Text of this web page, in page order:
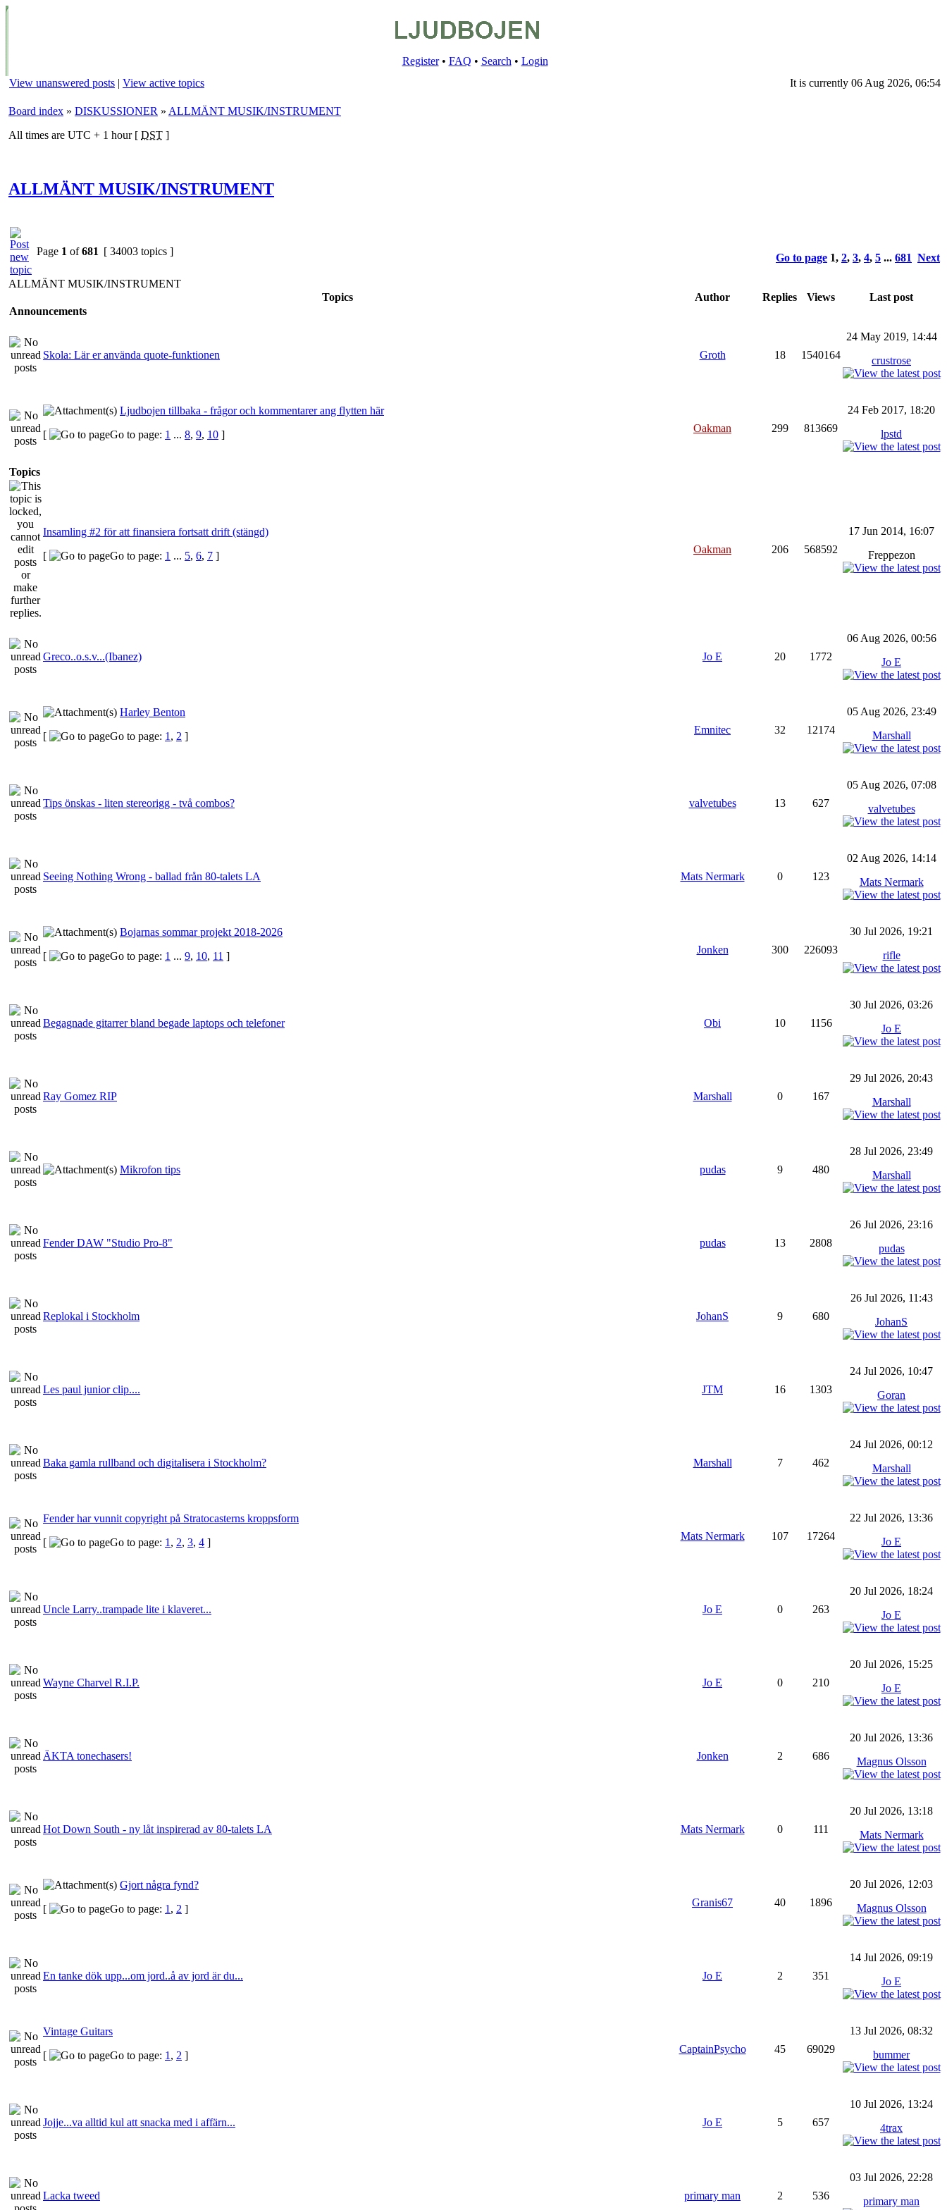
Register• FAQ • Search • Login
View unanswered posts | View active topics It is currently 06 Aug 2026, 06:54
Board index » DISKUSSIONER » ALLMÄNT MUSIK/INSTRUMENT
All times are UTC + 1 hour [ DST ]
ALLMÄNT MUSIK/INSTRUMENT
Page 1 of681 [ 34003 topics ]
Go to page 1, 2, 3, 4, 5 ... 681 Next
ALLMÄNT MUSIK/INSTRUMENT
Topics
Author Replies Views
Last post
Announcements
Skola: Lär er använda quote-funktionen Groth 18 1540164
24 May 2019, 14:44
crustrose
Ljudbojen tillbaka - frågor och kommentarer ang flytten här
[
Go to page: 1 ... 8, 9, 10 ]
Oakman 299 813669
24 Feb 2017, 18:20
lpstd
Topics
Insamling #2 för att finansiera fortsatt drift (stängd)
[
Go to page: 1 ... 5, 6, 7 ]
Oakman 206 568592
17 Jun 2014, 16:07
Freppezon
Greco..o.s.v...(Ibanez) Jo E 20 1772
06 Aug 2026, 00:56
Jo E
Harley Benton
[
Go to page: 1 , 2 ]
Emnitec 32 12174
05 Aug 2026, 23:49
Marshall
Tips önskas - liten stereorigg - två combos? valvetubes 13 627
05 Aug 2026, 07:08
valvetubes
Seeing Nothing Wrong - ballad från 80-talets LA Mats Nermark 0 123
02 Aug 2026, 14:14
Mats Nermark
Bojarnas sommar projekt 2018-2026
[
Go to page: 1 ... 9, 10, 11 ]
Jonken 300 226093
30 Jul 2026, 19:21
rifle
Begagnade gitarrer bland begade laptops och telefoner Obi 10 1156
30 Jul 2026, 03:26
Jo E
Ray Gomez RIP Marshall 0 167
29 Jul 2026, 20:43
Marshall
Mikrofon tips pudas 9 480
28 Jul 2026, 23:49
Marshall
Fender DAW "Studio Pro-8" pudas 13 2808
26 Jul 2026, 23:16
pudas
Replokal i Stockholm JohanS 9 680
26 Jul 2026, 11:43
JohanS
Les paul junior clip.... JTM 16 1303
24 Jul 2026, 10:47
Goran
Baka gamla rullband och digitalisera i Stockholm? Marshall 7 462
24 Jul 2026, 00:12
Marshall
Fender har vunnit copyright på Stratocasterns kroppsform
[
Go to page: 1 , 2, 3, 4 ]
Mats Nermark 107 17264
22 Jul 2026, 13:36
Jo E
Uncle Larry..trampade lite i klaveret... Jo E 0 263
20 Jul 2026, 18:24
Jo E
Wayne Charvel R.I.P. Jo E 0 210
20 Jul 2026, 15:25
Jo E
ÄKTA tonechasers! Jonken 2 686
20 Jul 2026, 13:36
Magnus Olsson
Hot Down South - ny låt inspirerad av 80-talets LA Mats Nermark 0 111
20 Jul 2026, 13:18
Mats Nermark
Gjort några fynd?
[
Go to page: 1 , 2 ]
Granis67 40 1896
20 Jul 2026, 12:03
Magnus Olsson
En tanke dök upp...om jord..å av jord är du... Jo E 2 351
14 Jul 2026, 09:19
Jo E
Vintage Guitars
[
Go to page: 1 , 2 ]
CaptainPsycho 45 69029
13 Jul 2026, 08:32
bummer
Jojje...va alltid kul att snacka med i affärn... Jo E 5 657
10 Jul 2026, 13:24
4trax
Lacka tweed primary man 2 536
03 Jul 2026, 22:28
primary man